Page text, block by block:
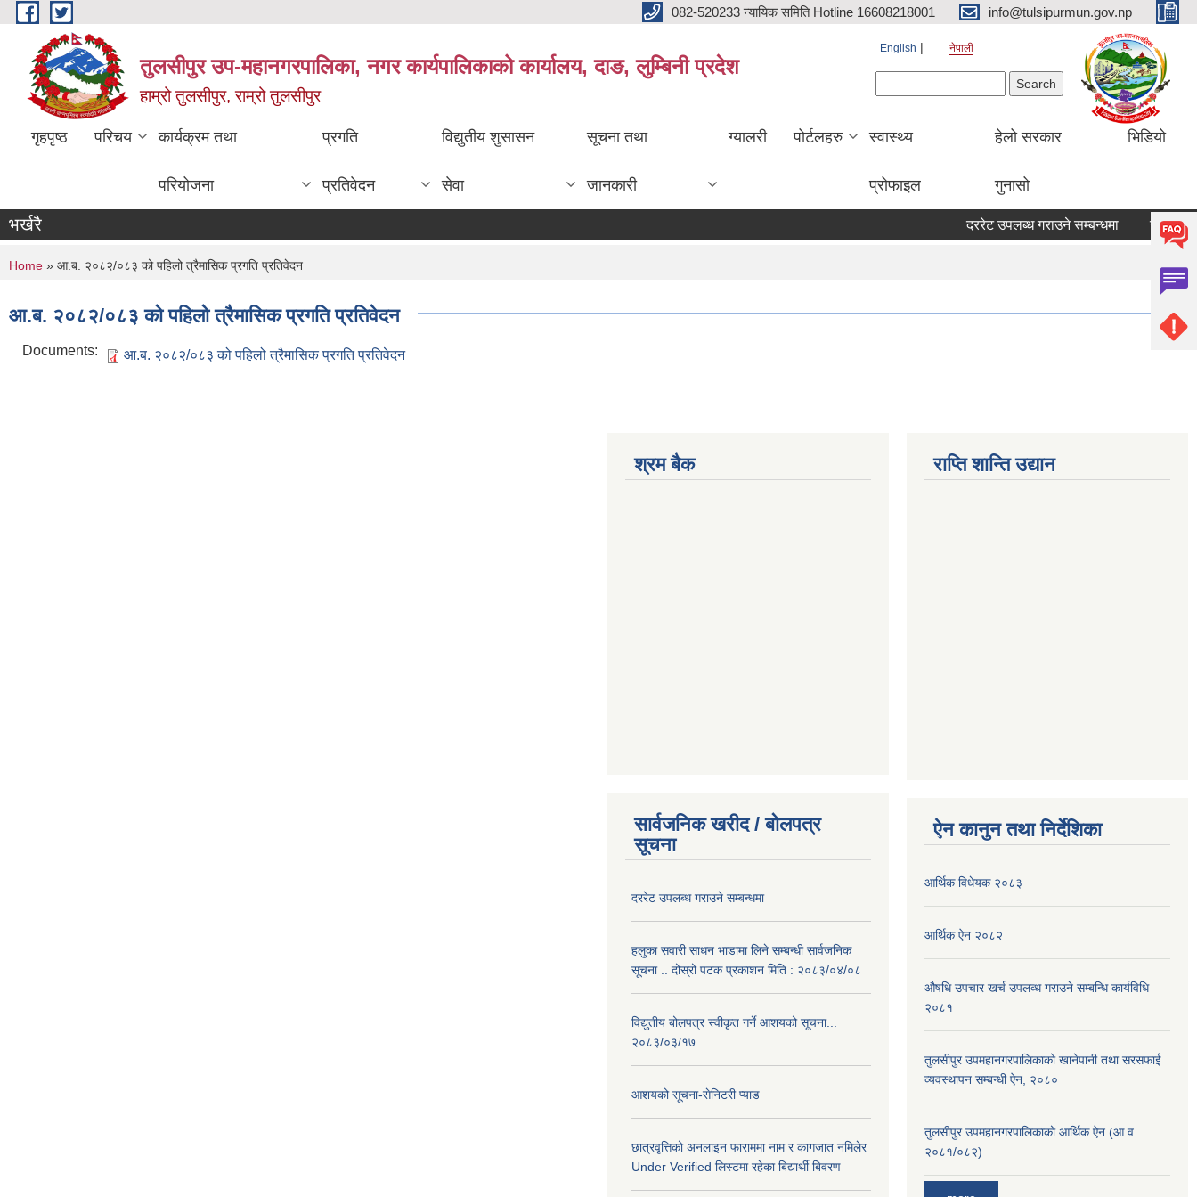
Skip to main content 082-520233 न्यायिक समिति Hotline 16608218001 info@tulsipurmun.gov.np
तुलसीपुर उप-महानगरपालिका, नगर कार्यपालिकाको कार्यालय, दाङ, लुम्बिनी प्रदेश
हाम्रो तुलसीपुर, राम्रो तुलसीपुर
English नेपाली
गृहपृष्ठ परिचय कार्यक्रम तथा
परियोजना
प्रगति
प्रतिवेदन
विद्युतीय शुसासन
सेवा
सूचना तथा
जानकारी
ग्यालरी पोर्टलहरु स्वास्थ्य
प्रोफाइल
हेलो सरकार
गुनासो
भिडियो
भर्खरै दररेट उपलब्ध गराउने सम्बन्धमा सरुवा
You are here
Home » आ.ब. २०८२/०८३ को पहिलो त्रैमासिक प्रगति प्रतिवेदन
आ.ब. २०८२/०८३ को पहिलो त्रैमासिक प्रगति प्रतिवेदन
Documents: आ.ब. २०८२/०८३ को पहिलो त्रैमासिक प्रगति प्रतिवेदन
श्रम बैक
सार्वजनिक खरीद / बोलपत्र
सूचना
दररेट उपलब्ध गराउने सम्बन्धमा
हलुका सवारी साधन भाडामा लिने सम्बन्धी सार्वजनिक
सूचना .. दोस्रो पटक प्रकाशन मिति : २०८३/०४/०८
विद्युतीय बोलपत्र स्वीकृत गर्ने आशयको सूचना...
२०८३/०३/१७
आशयको सूचना-सेनिटरी प्याड
छात्रवृत्तिको अनलाइन फाराममा नाम र कागजात नमिलेर
Under Verified लिस्टमा रहेका बिद्यार्थी बिवरण
राप्ति शान्ति उद्यान
ऐन कानुन तथा निर्देशिका
आर्थिक विधेयक २०८३
आर्थिक ऐन २०८२
औषधि उपचार खर्च उपलव्ध गराउने सम्बन्धि कार्यविधि
२०८१
तुलसीपुर उपमहानगरपालिकाको खानेपानी तथा सरसफाई
व्यवस्थापन सम्बन्धी ऐन, २०८०
तुलसीपुर उपमहानगरपालिकाको आर्थिक ऐन (आ.व.
२०८१/०८२)